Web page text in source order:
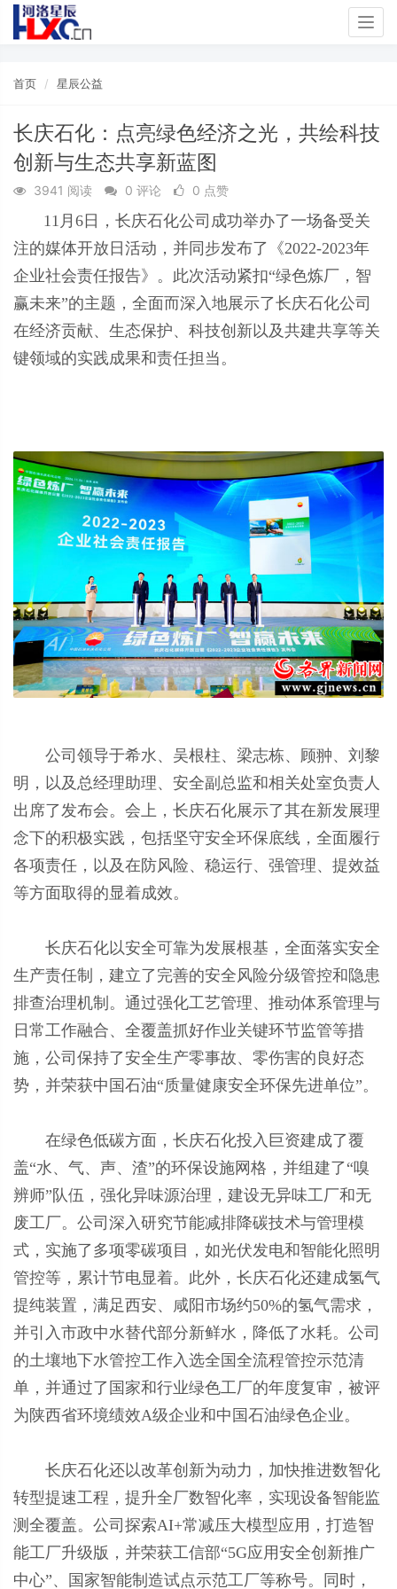
首页 星辰公益
长庆石化：点亮绿色经济之光，共绘科技
创新与生态共享新蓝图
3941 阅读 0 评论 0 点赞
11月6日，长庆石化公司成功举办了一场备受关
注的媒体开放日活动，并同步发布了《2022-2023年
企业社会责任报告》。此次活动紧扣“绿色炼厂，智
赢未来”的主题，全面而深入地展示了长庆石化公司
在经济贡献、生态保护、科技创新以及共建共享等关
键领域的实践成果和责任担当。
公司领导于希水、吴根柱、梁志栋、顾翀、刘黎
明，以及总经理助理、安全副总监和相关处室负责人
出席了发布会。会上，长庆石化展示了其在新发展理
念下的积极实践，包括坚守安全环保底线，全面履行
各项责任，以及在防风险、稳运行、强管理、提效益
等方面取得的显着成效。
长庆石化以安全可靠为发展根基，全面落实安全
生产责任制，建立了完善的安全风险分级管控和隐患
排查治理机制。通过强化工艺管理、推动体系管理与
日常工作融合、全覆盖抓好作业关键环节监管等措
施，公司保持了安全生产零事故、零伤害的良好态
势，并荣获中国石油“质量健康安全环保先进单位”。
在绿色低碳方面，长庆石化投入巨资建成了覆
盖“水、气、声、渣”的环保设施网格，并组建了“嗅
辨师”队伍，强化异味源治理，建设无异味工厂和无
废工厂。公司深入研究节能减排降碳技术与管理模
式，实施了多项零碳项目，如光伏发电和智能化照明
管控等，累计节电显着。此外，长庆石化还建成氢气
提纯装置，满足西安、咸阳市场约50%的氢气需求，
并引入市政中水替代部分新鲜水，降低了水耗。公司
的土壤地下水管控工作入选全国全流程管控示范清
单，并通过了国家和行业绿色工厂的年度复审，被评
为陕西省环境绩效A级企业和中国石油绿色企业。
长庆石化还以改革创新为动力，加快推进数智化
转型提速工程，提升全厂数智化率，实现设备智能监
测全覆盖。公司探索AI+常减压大模型应用，打造智
能工厂升级版，并荣获工信部“5G应用安全创新推广
中心”、国家智能制造试点示范工厂等称号。同时，